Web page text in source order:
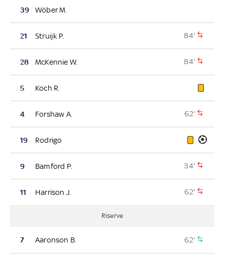
39 Wöber M.
21 Struijk P. 84'
28 McKennie W. 84'
5 Koch R.
4 Forshaw A. 62'
19 Rodrigo
9 Bamford P. 34'
11 Harrison J. 62'
Riserve
7 Aaronson B. 62'